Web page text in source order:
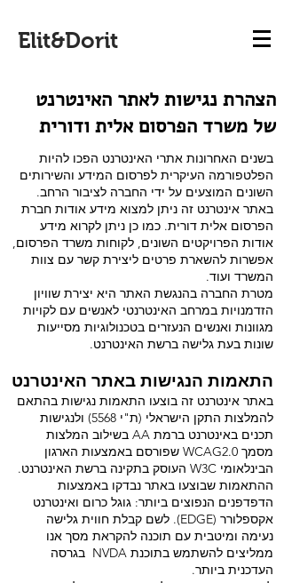
Elit&Dorit
הצהרת נגישות לאתר האינטרנט
של משרד הפרסום אלית ודורית
בשנים האחרונות אתרי האינטרנט הפכו להיות
הפלטפורמה העיקרית לפרסום המידע והשירותים
השונים המוצעים על ידי החברה לציבור הרחב.
באתר אינטרנט זה ניתן למצוא מידע אודות חברת
הפרסום אלית דורית. כמו כן ניתן לקרוא מידע
אודות הפרויקטים השונים, לקוחות משרד הפרסום,
אפשרות להשארת פרטים ליצירת קשר עם צוות
המשרד ועוד.
מטרת החברה בהנגשת האתר היא יצירת שוויון
הזדמנויות במרחב האינטרנטי לאנשים עם לקויות
מגוונות ואנשים הנעזרים בטכנולוגיות מסייעות
שונות בעת גלישה ברשת האינטרנט.
התאמות הנגישות באתר האינטרנט
באתר אינטרנט זה בוצעו התאמות נגישות בהתאם
להמלצות התקן הישראלי (ת"י 5568) ולנגישות
תכנים באינטרנט ברמת AA בשילוב המלצות
מסמך WCAG2.0 שפורסם באמצעות הארגון
הבינלאומי W3C העוסק בתקינה ברשת האינטרנט.
ההתאמות שבוצעו באתר נבדקו באמצעות
הדפדפנים הנפוצים ביותר: גוגל כרום ואינטרנט
אקספלורר (EDGE). לשם קבלת חווית גלישה
נעימה ומיטבית עם תוכנה להקראת מסך אנו
ממליצים להשתמש בתוכנת NVDA בגרסה
העדכנית ביותר.